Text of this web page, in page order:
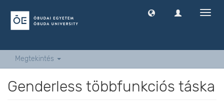
Megtekintés
Genderless többfunkciós táska